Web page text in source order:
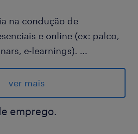
na condução de
e online (ex: palco,
e-learnings). ...
farmacêutico ou de medical
de plataformas de e-
Articulate, Moodle).
metodologias modernas
ver mais
emprego.